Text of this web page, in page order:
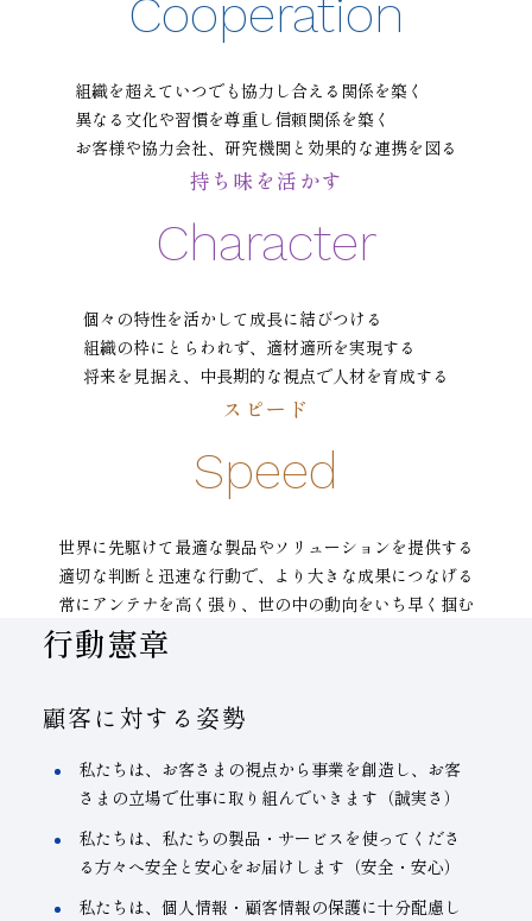
Cooperation
組織を超えていつでも協力し合える関係を築く
異なる文化や習慣を尊重し信頼関係を築く
お客様や協力会社、研究機関と効果的な連携を図る
持ち味を活かす
Character
個々の特性を活かして成長に結びつける
組織の枠にとらわれず、適材適所を実現する
将来を見据え、中長期的な視点で人材を育成する
スピード
Speed
世界に先駆けて最適な製品やソリューションを提供する
適切な判断と迅速な行動で、より大きな成果につなげる
常にアンテナを高く張り、世の中の動向をいち早く掴む
行動憲章
顧客に対する姿勢
私たちは、お客さまの視点から事業を創造し、お客
さまの立場で仕事に取り組んでいきます（誠実さ）
私たちは、私たちの製品・サービスを使ってくださ
る方々へ安全と安心をお届けします（安全・安心）
私たちは、個人情報・顧客情報の保護に十分配慮し